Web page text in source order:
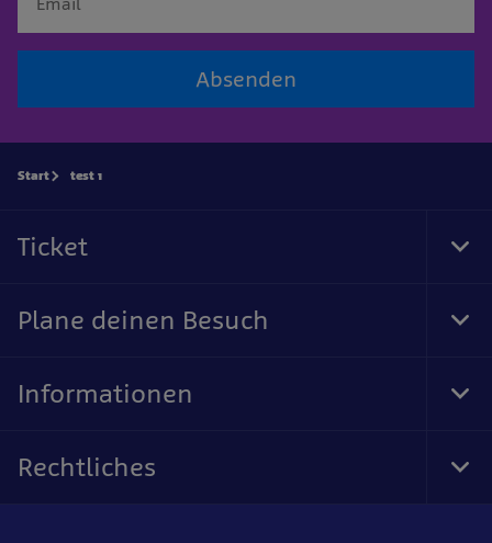
Absenden
Start test 1
Ticket
Plane deinen Besuch
Informationen
Rechtliches